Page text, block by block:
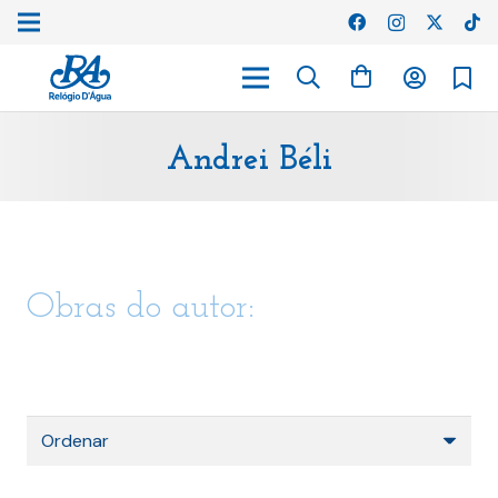
Andrei Béli
Obras do autor: